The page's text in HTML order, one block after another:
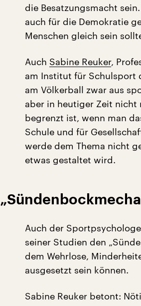
die Besatzungsmacht
auch für die Demokratie
Menschen gleich sein
Auch Sabine Reuker,
am Institut für Schulsport
am Völkerball zwar aus
aber in heutiger Zeit nicht
begrenzt ist, wenn man
Schule und für
werde dem Thema nicht
etwas gestaltet wird.
Auch der
seiner Studien den
dem Wehrlose,
ausgesetzt sein können.
Sabine Reuker betont: